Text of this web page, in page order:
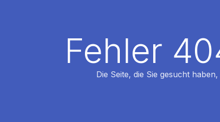
Fehler
Die Seite, die Sie gesucht